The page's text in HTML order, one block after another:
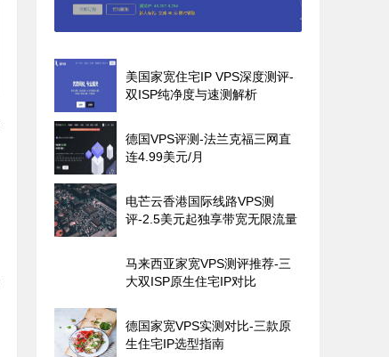
美国家宽住宅IP VPS深度测评-
双ISP纯净度与速测解析
德国VPS评测-法兰克福三网直
连4.99美元/月
电芒云香港国际线路VPS测
评-2.5美元起独享带宽无限流量
马来西亚家宽VPS测评推荐-三
大双ISP原生住宅IP对比
德国家宽VPS实测对比-三款原
生住宅IP选型指南